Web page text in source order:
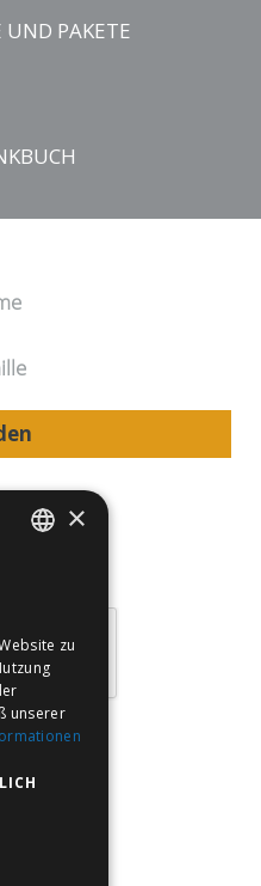
UND PAKETE
Marketingaktivitäten zu.
zur
Daten" und die
Sie
den sozialen Netzen
besten Angebote!
GERMAN
POLISH
×
zu
unserer